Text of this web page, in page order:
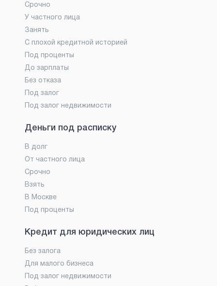
Срочно
У частного лица
Занять
С плохой кредитной историей
Под проценты
До зарплаты
Без отказа
Под залог
Под залог недвижимости
Деньги под расписку
В долг
От частного лица
Срочно
Взять
В Москве
Под проценты
Кредит для юридических лиц
Без залога
Для малого бизнеса
Под залог недвижимости